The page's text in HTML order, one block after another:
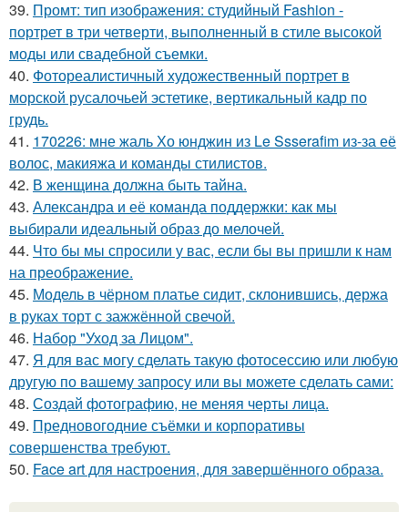
39. Промт: тип изображения: студийный Fashion -
портрет в три четверти, выполненный в стиле высокой
моды или свадебной съемки.
40. Фотореалистичный художественный портрет в
морской русалочьей эстетике, вертикальный кадр по
грудь.
41. 170226: мне жаль Хо юнджин из Le Ssserafim из-за её
волос, макияжа и команды стилистов.
42. В женщина должна быть тайна.
43. Александра и её команда поддержки: как мы
выбирали идеальный образ до мелочей.
44. Что бы мы спросили у вас, если бы вы пришли к нам
на преображение.
45. Модель в чёрном платье сидит, склонившись, держа
в руках торт с зажжённой свечой.
46. Набор "Уход за Лицом".
47. Я для вас могу сделать такую фотосессию или любую
другую по вашему запросу или вы можете сделать сами:
48. Создай фотографию, не меняя черты лица.
49. Предновогодние съёмки и корпоративы
совершенства требуют.
50. Face art для настроения, для завершённого образа.